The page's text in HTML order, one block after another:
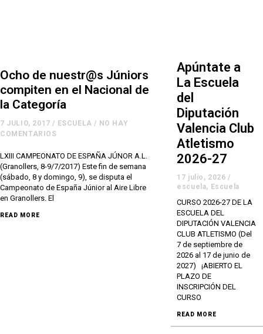
Ocho de nuestr@s Júniors
compiten en el Nacional de
la Categoría
7 JULIO, 2017 / ESCUELA / NO HAY
COMENTARIOS
LXIII CAMPEONATO DE ESPAÑA JÚNOR A.L.
(Granollers, 8-9/7/2017) Este fin de semana
(sábado, 8 y domingo, 9), se disputa el
Campeonato de España Júnior al Aire Libre
en Granollers. El
READ MORE
Apúntate a
La Escuela
del
Diputación
Valencia Club
Atletismo
2026-27
17 julio, 2026 /
escuela, Escuela
CURSO 2026-27 DE LA
ESCUELA DEL
DIPUTACIÓN VALENCIA
CLUB ATLETISMO (Del
7 de septiembre de
2026 al 17 de junio de
2027) ¡ABIERTO EL
PLAZO DE
INSCRIPCIÓN DEL
CURSO
READ MORE